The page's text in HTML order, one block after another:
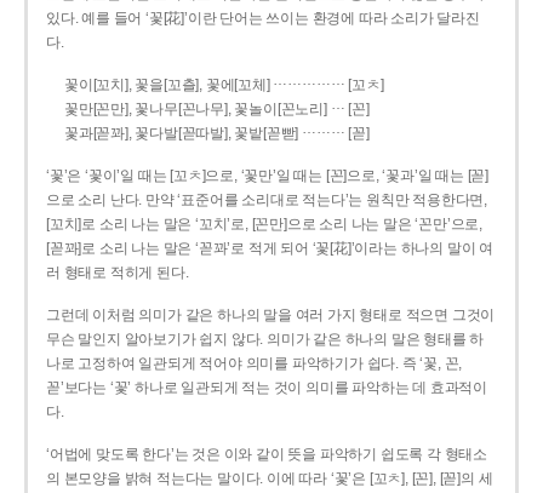
있다. 예를 들어 ‘꽃[花]’이란 단어는 쓰이는 환경에 따라 소리가 달라진
다.
꽃이[꼬치], 꽃을[꼬츨], 꽃에[꼬체] …………… [꼬ㅊ]
꽃만[꼰만], 꽃나무[꼰나무], 꽃놀이[꼰노리] … [꼰]
꽃과[꼳꽈], 꽃다발[꼳따발], 꽃밭[꼳빧] ……… [꼳]
‘꽃’은 ‘꽃이’일 때는 [꼬ㅊ]으로, ‘꽃만’일 때는 [꼰]으로, ‘꽃과’일 때는 [꼳]
으로 소리 난다. 만약 ‘표준어를 소리대로 적는다’는 원칙만 적용한다면,
[꼬치]로 소리 나는 말은 ‘꼬치’로, [꼰만]으로 소리 나는 말은 ‘꼰만’으로,
[꼳꽈]로 소리 나는 말은 ‘꼳꽈’로 적게 되어 ‘꽃[花]’이라는 하나의 말이 여
러 형태로 적히게 된다.
그런데 이처럼 의미가 같은 하나의 말을 여러 가지 형태로 적으면 그것이
무슨 말인지 알아보기가 쉽지 않다. 의미가 같은 하나의 말은 형태를 하
나로 고정하여 일관되게 적어야 의미를 파악하기가 쉽다. 즉 ‘꽃, 꼰,
꼳’보다는 ‘꽃’ 하나로 일관되게 적는 것이 의미를 파악하는 데 효과적이
다.
‘어법에 맞도록 한다’는 것은 이와 같이 뜻을 파악하기 쉽도록 각 형태소
의 본모양을 밝혀 적는다는 말이다. 이에 따라 ‘꽃’은 [꼬ㅊ], [꼰], [꼳]의 세